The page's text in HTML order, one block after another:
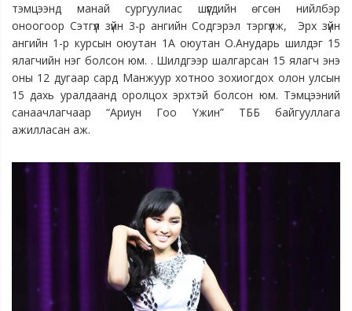
тэмцээнд манай сургуулиас шүүгдийн өгсөн нийлбэр
оноогоор Сэтгүүл зүйн 3-р ангийн Содгэрэл тэргүүлж, Эрх зүйн
ангийн 1-р курсын оюутан 1А оюутан О.Анударь шилдэг 15
ялагчийн нэг болсон юм. . Шилдгээр шалгарсан 15 ялагч энэ
оны 12 дугаар сард Манжуур хотноо зохиогдох олон улсын
15 дахь уралдаанд оролцох эрхтэй болсон юм. Тэмцээний
санаачлагчаар “Ариун Гоо Үжин” ТББ байгууллага
ажилласан аж.